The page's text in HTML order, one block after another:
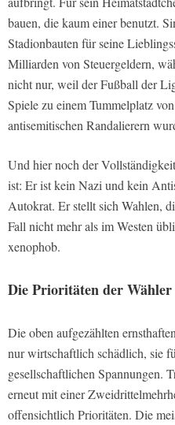
bauen, die kaum einer benutzt.
Stadionbauten für seine
Milliarden von Steuergeldern,
nicht nur, weil der Fußball der
Spiele zu einem Tummelplatz
antisemitischen Randalierern
Und hier noch der
ist: Er ist kein Nazi und kein
Autokrat. Er stellt sich Wahlen,
Fall nicht mehr als im Westen
xenophob.
Die Prioritäten der Wähler
Die oben aufgezählten
nur wirtschaftlich schädlich, sie
gesellschaftlichen Spannungen.
erneut mit einer
offensichtlich Prioritäten. Die